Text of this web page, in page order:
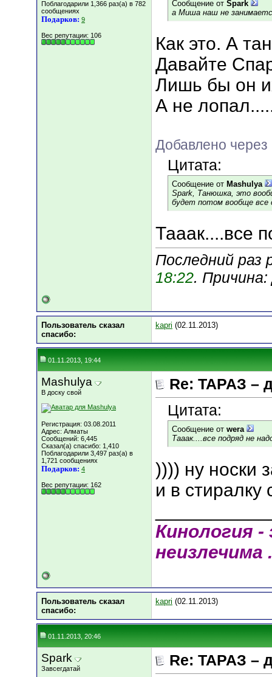
Поблагодарили 1,366 раз(а) в 782
сообщениях
Подарков: 9
Вес репутации: 106
Сообщение от Spark
а Миша наш не
Как это. А
Давайте
Лишь бы он
А не
Добавлено через
Цитата:
Сообщение от Mashulya
Spark, Танюшка, это
будет потом вообще все
Тааак....все
Последний раз
18:22.
Пользователь сказал
cпасибо:
kapri (02.11.2013)
01.11.2013, 19:44
Mashulya
В доску свой
Регистрация: 03.08.2011
Адрес: Алматы
Сообщений: 6,445
Сказал(а) спасибо: 1,410
Поблагодарили 3,497 раз(а) в
1,721 сообщениях
Подарков: 4
Вес репутации: 162
Re: ТАРАЗ –
Цитата:
Сообщение от wera
Тааак....все подряд не
)))) ну носки
и в стиралку
Кинология -
неизлечима
Пользователь сказал
cпасибо:
kapri (02.11.2013)
01.11.2013, 20:46
Spark
Завсегдатай Re: ТАРАЗ –